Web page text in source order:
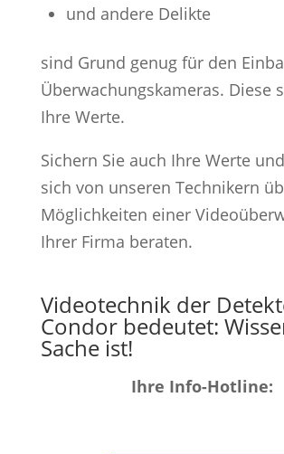
und andere Delikte
sind Grund genug für den
Überwachungskameras. Diese
Ihre Werte.
Sichern Sie auch Ihre Werte
sich von unseren Technikern
Möglichkeiten einer
Ihrer Firma beraten.
Videotechnik der
Condor bedeutet:
Sache ist!
Ihre Info-Hotline: